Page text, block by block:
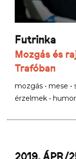
Futrinka
Mozgás és
Trafóban
mozgás • mese •
érzelmek • humor